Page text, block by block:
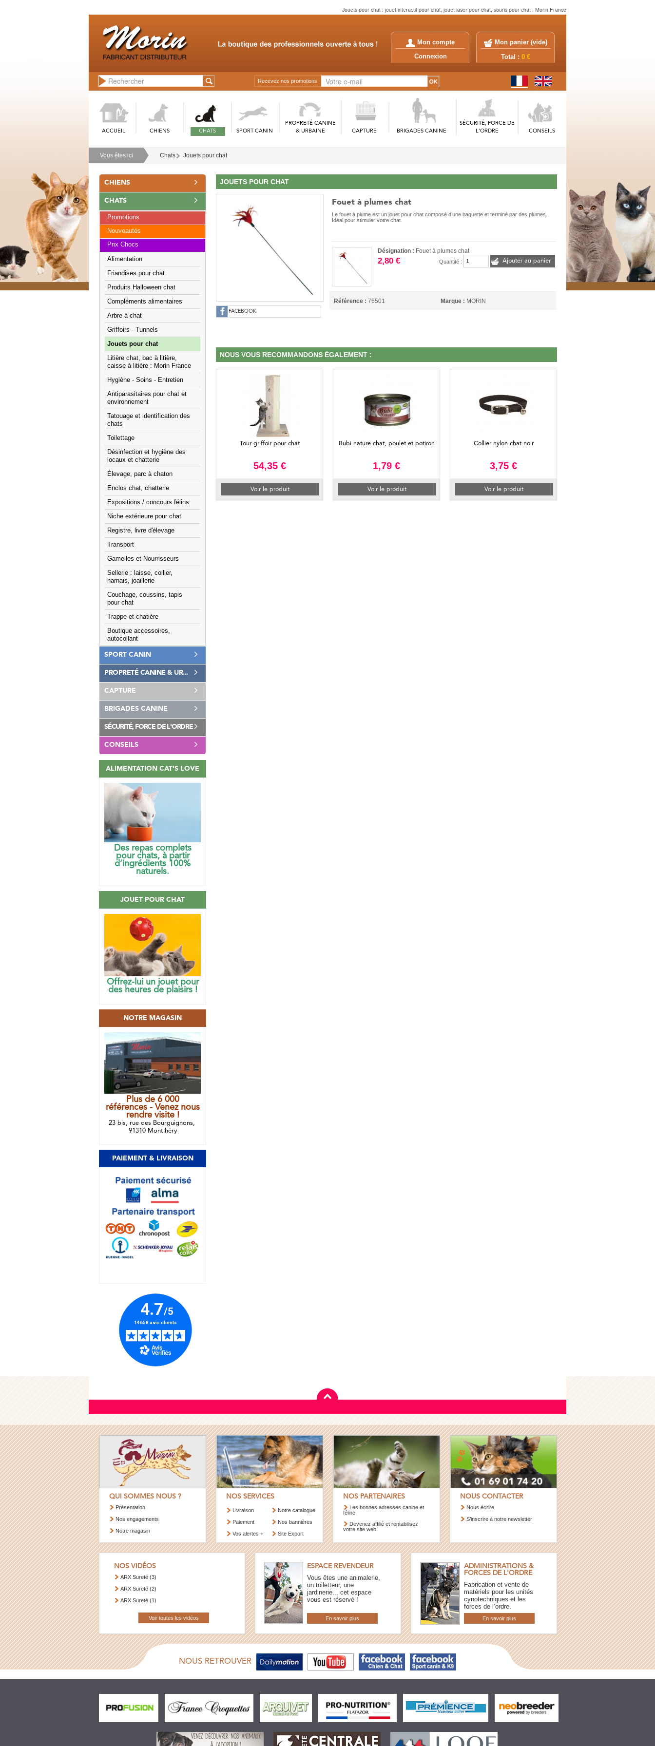
Jouets pour chat : jouet interactif pour chat, jouet laser pour chat, souris pour chat : Morin France
Mon compte
Connexion
Mon panier (vide)
Total : 0 €
Recevez nos promotions
ACCUEIL CHIENS CHATS SPORT CANIN
PROPRETÉ CANINE
& URBAINE
CAPTURE BRIGADES CANINE
SÉCURITÉ, FORCE DE
L'ORDRE
CONSEILS
Vous êtes ici Chats Jouets pour chat
CHIENS
CHATS
Promotions
Nouveautés
Prix Chocs
Alimentation
Friandises pour chat
Produits Halloween chat
Compléments alimentaires
Arbre à chat
Griffoirs - Tunnels
Jouets pour chat
Litière chat, bac à litière,
caisse à litière : Morin France
Hygiène - Soins - Entretien
Antiparasitaires pour chat et
environnement
Tatouage et identification des
chats
Toilettage
Désinfection et hygiène des
locaux et chatterie
Élevage, parc à chaton
Enclos chat, chatterie
Expositions / concours félins
Niche extérieure pour chat
Registre, livre d'élevage
Transport
Gamelles et Nourrisseurs
Sellerie : laisse, collier,
harnais, joaillerie
Couchage, coussins, tapis
pour chat
Trappe et chatière
Boutique accessoires,
autocollant
SPORT CANIN
PROPRETÉ CANINE & UR...
CAPTURE
BRIGADES CANINE
SÉCURITÉ, FORCE DE L'ORDRE
CONSEILS
ALIMENTATION CAT'S LOVE
Des repas complets
pour chats, à partir
d’ingrédients 100%
naturels.
JOUET POUR CHAT
Offrez-lui un jouet pour
des heures de plaisirs !
NOTRE MAGASIN
Plus de 6 000
références - Venez nous
rendre visite !
23 bis, rue des Bourguignons,
91310 Montlhéry
PAIEMENT & LIVRAISON
JOUETS POUR CHAT
FACEBOOK
Fouet à plumes chat
Le fouet à plume est un jouet pour chat composé d’une baguette et terminé par des plumes.
Idéal pour stimuler votre chat.
Désignation : Fouet à plumes chat
2,80 € Quantité : Ajouter au panier
Référence : 76501 Marque : MORIN
NOUS VOUS RECOMMANDONS ÉGALEMENT :
Tour griffoir pour chat
54,35 €
Voir le produit
Bubi nature chat, poulet et potiron
1,79 €
Voir le produit
Collier nylon chat noir
3,75 €
Voir le produit
QUI SOMMES NOUS ?
Présentation
Nos engagements
Notre magasin
NOS SERVICES
Livraison
Paiement
Vos alertes +
Notre catalogue
Nos bannières
Site Export
NOS PARTENAIRES
Les bonnes adresses canine et
féline
Devenez affilié et rentabilisez
votre site web
NOUS CONTACTER
Nous écrire
S’inscrire à notre newsletter
NOS VIDÉOS
ARX Sureté (3)
ARX Sureté (2)
ARX Sureté (1)
Voir toutes les vidéos
ESPACE REVENDEUR
Vous êtes une animalerie,
un toiletteur, une
jardinerie... cet espace
vous est réservé !
En savoir plus
ADMINISTRATIONS &
FORCES DE L'ORDRE
Fabrication et vente de
matériels pour les unités
cynotechniques et les
forces de l’ordre.
En savoir plus
NOUS RETROUVER